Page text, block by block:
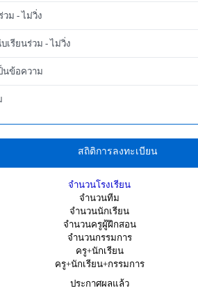
ม - ไม่วิ่ง
เรียนร่วม - ไม่วิ่ง
นข้อความ
สถิติการลงทะเบียน
จำนวนโรงเรียน
จำนวนทีม
จำนวนนักเรียน
จำนวนครูผู้ฝึกสอน
จำนวนกรรมการ
ครู+นักเรียน
ครู+นักเรียน+กรรมการ
ประกาศผลแล้ว